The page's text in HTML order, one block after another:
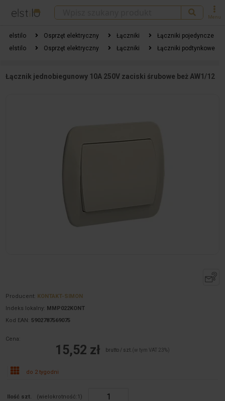
Menu
elstilo Osprzęt elektryczny Łączniki
Łączniki pojedyncze
elstilo
Osprzęt elektryczny Łączniki Łączniki podtynkowe
Łącznik jednobiegunowy 10A 250V zaciski śrubowe beż AW1/12
Producent: KONTAKT-SIMON
Indeks lokalny: MMP022KONT
Kod EAN: 5902787569075
Cena:
15,52 zł brutto / szt. (w tym VAT 23%)
do 2 tygodni
Ilość szt. (wielokrotność:1 )